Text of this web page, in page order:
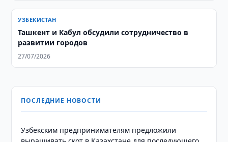
УЗБЕКИСТАН
Ташкент и Кабул обсудили сотрудничество в
развитии городов
27/07/2026
ПОСЛЕДНИЕ НОВОСТИ
Узбекским предпринимателям предложили